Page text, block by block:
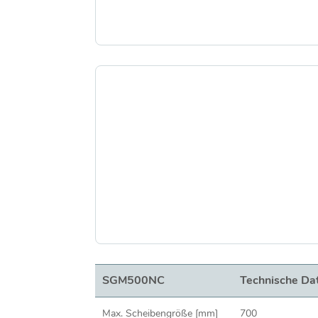
SGM500NC Technische
Max. Scheibengröße [mm] 700